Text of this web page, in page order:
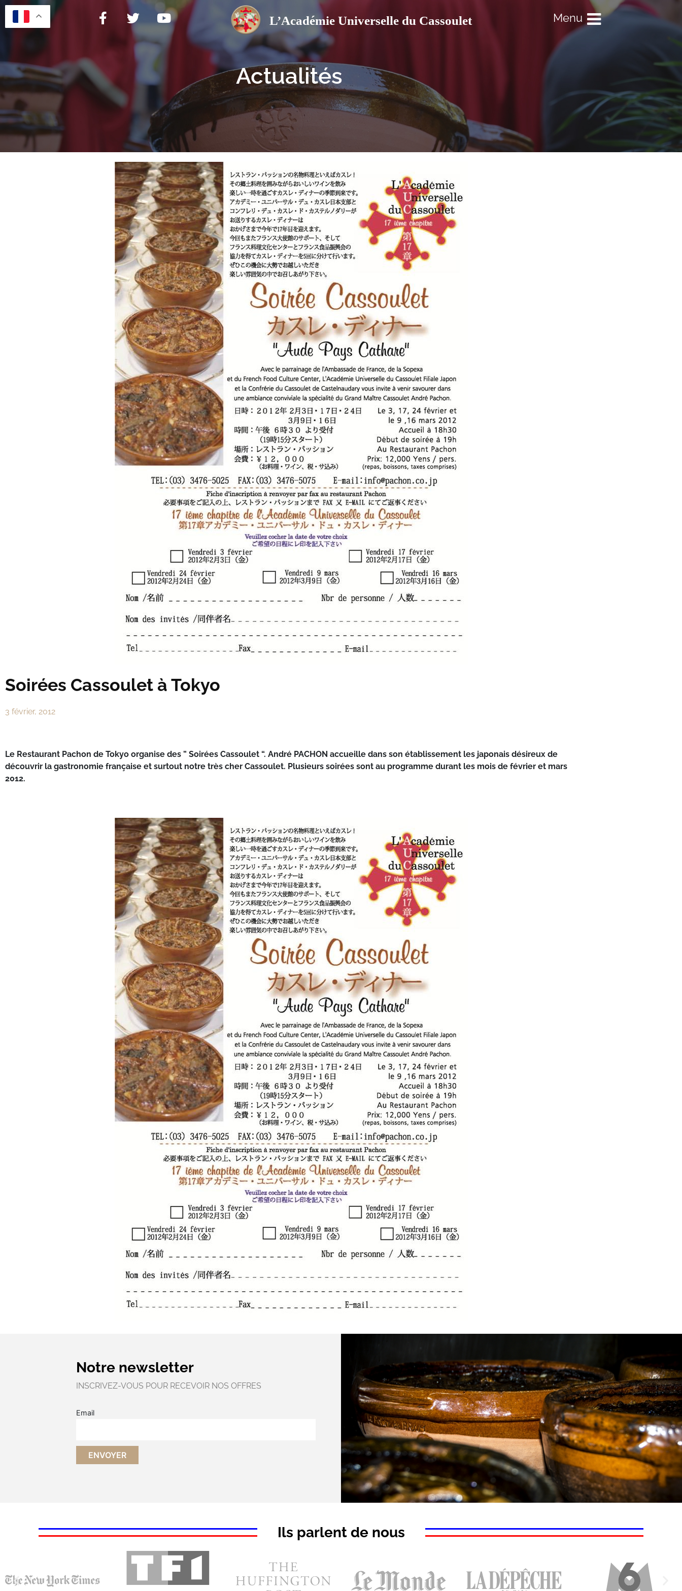
Actualités
Soirées Cassoulet à Tokyo
3 février, 2012
Le Restaurant Pachon de Tokyo organise des ” Soirées Cassoulet “. André PACHON accueille dans son établissement les japonais désireux de
découvrir la gastronomie française et surtout notre très cher Cassoulet. Plusieurs soirées sont au programme durant les mois de février et mars
2012.
Notre newsletter
INSCRIVEZ-VOUS POUR RECEVOIR NOS OFFRES
Email
Ils parlent de nous